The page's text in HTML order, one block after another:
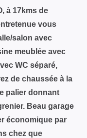
à 17kms de
vous
salon avec
meublée avec
WC séparé,
de chaussée à la
palier donnant
Beau garage
économique par
chez que